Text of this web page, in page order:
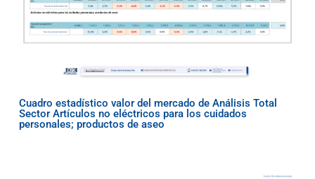
Cuadro estadístico valor del mercado de Análisis Total
Sector Artículos no eléctricos para los cuidados
personales; productos de aseo